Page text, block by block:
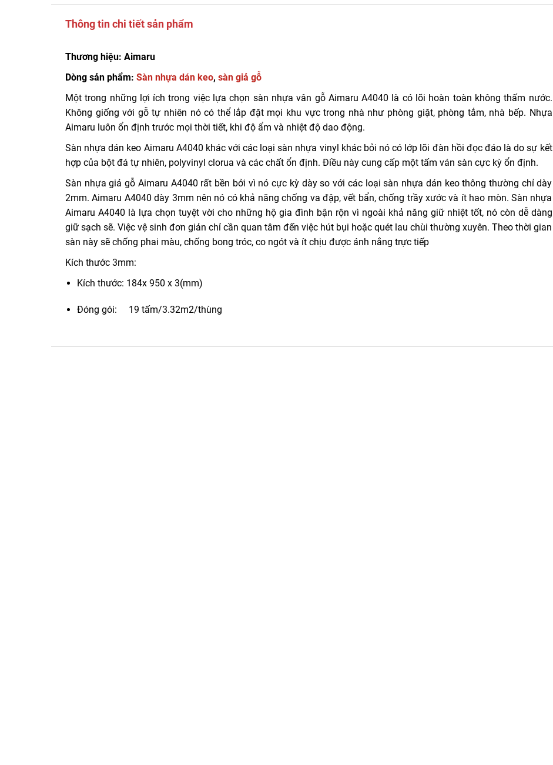
Thông tin chi tiết sản phẩm
Thương hiệu: Aimaru
Dòng sản phẩm: Sàn nhựa dán keo, sàn giả gỗ
Một trong những lợi ích trong việc lựa chọn sàn nhựa vân gỗ Aimaru A4040 là có lõi hoàn toàn không thấm nước.
Không giống với gỗ tự nhiên nó có thể lắp đặt mọi khu vực trong nhà như phòng giặt, phòng tắm, nhà bếp. Nhựa
Aimaru luôn ổn định trước mọi thời tiết, khi độ ẩm và nhiệt độ dao động.
Sàn nhựa dán keo Aimaru A4040 khác với các loại sàn nhựa vinyl khác bỏi nó có lớp lõi đàn hồi đọc đáo là do sự kết
hợp của bột đá tự nhiên, polyvinyl clorua và các chất ổn định. Điều này cung cấp một tấm ván sàn cực kỳ ổn định.
Sàn nhựa giả gỗ Aimaru A4040 rất bền bởi vì nó cực kỳ dày so với các loại sàn nhựa dán keo thông thường chỉ dày
2mm. Aimaru A4040 dày 3mm nên nó có khả năng chống va đập, vết bẩn, chống trầy xước và ít hao mòn. Sàn nhựa
Aimaru A4040 là lựa chọn tuyệt vời cho những hộ gia đình bận rộn vì ngoài khả năng giữ nhiệt tốt, nó còn dễ dàng
giữ sạch sẽ. Việc vệ sinh đơn giản chỉ cần quan tâm đến việc hút bụi hoặc quét lau chùi thường xuyên. Theo thời gian
sàn này sẽ chống phai màu, chống bong tróc, co ngót và ít chịu được ánh nắng trực tiếp
Kích thước 3mm:
Kích thước: 184x 950 x 3(mm)
Đóng gói: 19 tấm/3.32m2/thùng